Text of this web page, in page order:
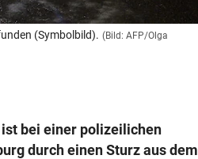
(Symbolbild). (Bild: AFP/Olga
bei einer polizeilichen
durch einen Sturz aus dem